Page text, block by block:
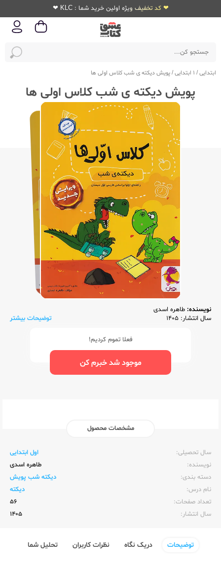
❤ کد تخفیف ویژه اولین خرید شما : KLC ❤
ابتدایی/ 1 ابتدایی /پویش دیکته ی شب کلاس اولی ها
پویش دیکته ی شب کلاس اولی ها
نویسنده: طاهره اسدی
سال انتشار: 1405
توضیحات بیشتر
فعلا تموم کردیم!
موجود شد خبرم کن
مشخصات محصول
سال تحصیلی:‌
اول ابتدایی
نویسنده:‌
طاهره اسدی
دسته بندی:
دیکته شب پویش
نام درس:
دیکته
تعداد صفحات:‌
56
سال انتشار:‌
1405
توضیحات دریک نگاه نظرات کاربران تحلیل شما